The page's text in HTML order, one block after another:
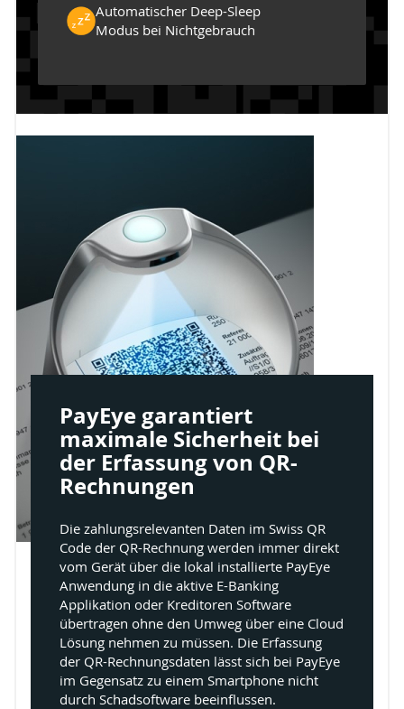
Automatischer Deep-Sleep
Modus bei Nichtgebrauch
PayEye garantiert
maximale Sicherheit bei
der Erfassung von QR-
Rechnungen
Die zahlungsrelevanten Daten im Swiss QR
Code der QR-Rechnung werden immer direkt
vom Gerät über die lokal installierte PayEye
Anwendung in die aktive E-Banking
Applikation oder Kreditoren Software
übertragen ohne den Umweg über eine Cloud
Lösung nehmen zu müssen. Die Erfassung
der QR-Rechnungsdaten lässt sich bei PayEye
im Gegensatz zu einem Smartphone nicht
durch Schadsoftware beeinflussen.